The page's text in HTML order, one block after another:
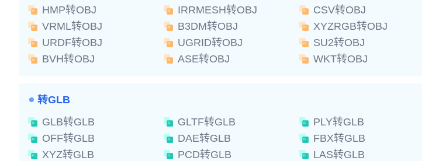
HMP转OBJ
IRRMESH转OBJ CSV转OBJ
VRML转OBJ
B3DM转OBJ XYZRGB转OBJ
URDF转OBJ
UGRID转OBJ SU2转OBJ
BVH转OBJ
ASE转OBJ WKT转OBJ
转GLB
GLB转GLB
GLTF转GLB PLY转GLB
OFF转GLB
DAE转GLB FBX转GLB
XYZ转GLB
PCD转GLB LAS转GLB